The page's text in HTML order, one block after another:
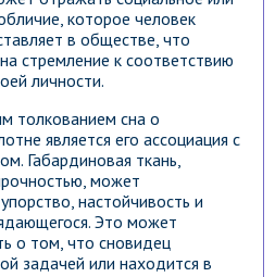
которое человек
в обществе, что
стремление к соответствию
личности.
толкованием сна о
является его ассоциация с
Габардиновая ткань,
может
настойчивость и
Это может
о том, что сновидец
задачей или находится в